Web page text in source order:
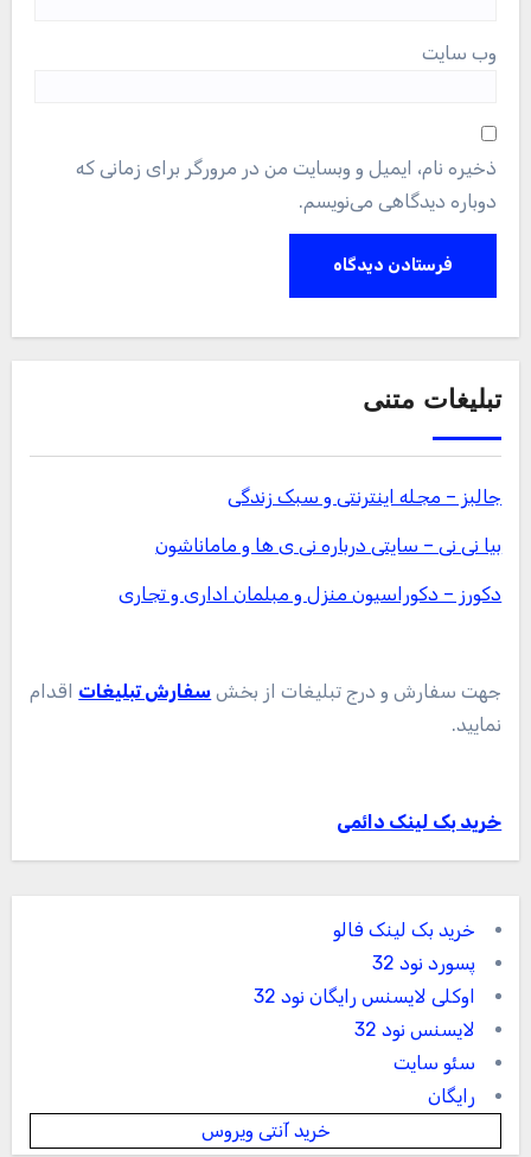
وب‌ سایت
ذخیره نام، ایمیل و وبسایت من در مرورگر برای زمانی که
دوباره دیدگاهی می‌نویسم.
تبلیغات متنی
جالبز – مجله اینترنتی و سبک زندگی
بیا نی نی – سایتی درباره نی ی ها و ماماناشون
دکورز – دکوراسیون منزل و مبلمان اداری و تجاری
جهت سفارش و درج تبلیغات از بخش سفارش تبلیغات اقدام
نمایید.
خرید بک لینک دائمی
خرید بک لینک فالو
پسورد نود 32
اوکلی لایسنس رایگان نود 32
لایسنس نود 32
سئو سایت
رایگان
خرید آنتی ویروس